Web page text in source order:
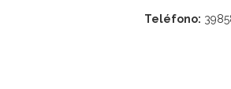
Teléfono: